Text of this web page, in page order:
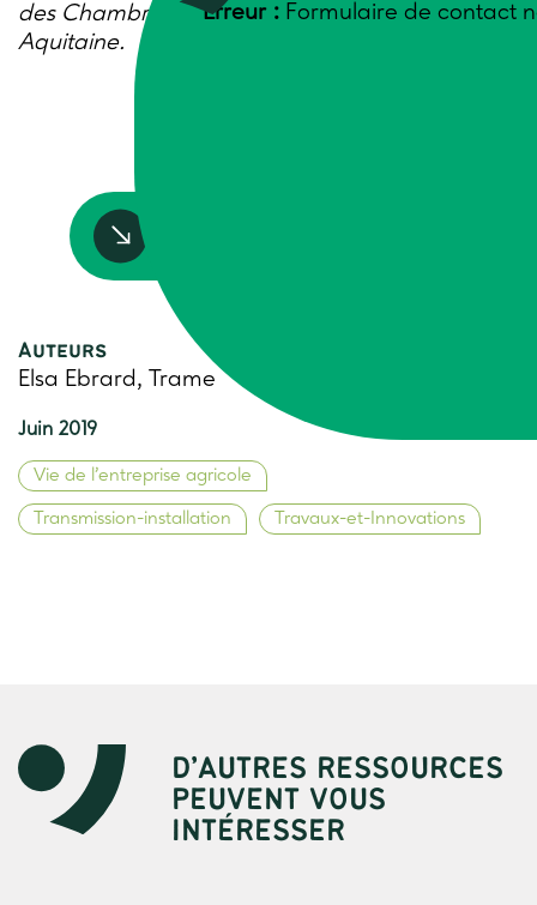
Erreur : Formulaire de contact
des Chambres d’agriculture de Nouvelle-
Aquitaine.
Auteurs
Elsa Ebrard, Trame
Juin 2019
Vie de l’entreprise agricole
Transmission-installation Travaux-et-Innovations
D’AUTRES RESSOURCES
PEUVENT VOUS
INTÉRESSER